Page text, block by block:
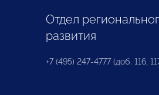
Отдел
развития
+7 (495) 247-4777 (доб. 116,